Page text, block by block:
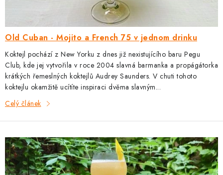
k
ů
Old Cuban - Mojito a French 75 v jednom drinku
Koktejl pochází z New Yorku z dnes již nexistujícího baru Pegu
Club, kde jej vytvořila v roce 2004 slavná barmanka a propágátorka
krátkých řemeslných koktejlů Audrey Saunders. V chuti tohoto
koktejlu okamžitě ucítíte inspiraci dvěma slavným...
Celý článek